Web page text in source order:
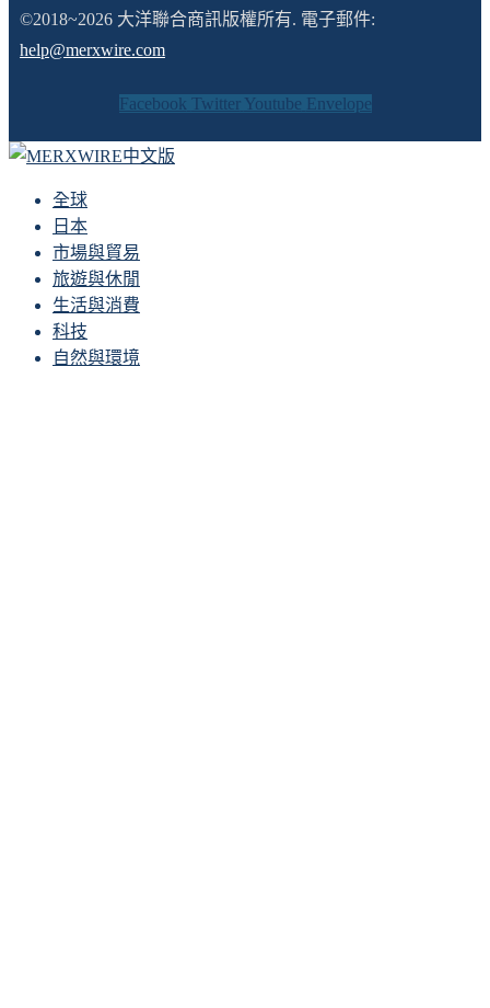
©2018~2026 大洋聯合商訊版權所有. 電子郵件:
help@merxwire.com
Facebook Twitter Youtube Envelope
全球
日本
市場與貿易
旅遊與休閒
生活與消費
科技
自然與環境